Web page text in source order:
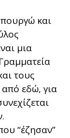
και
μια
τους
εδώ, για
“έζησαν”